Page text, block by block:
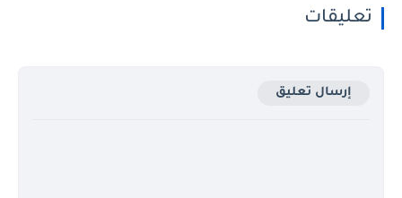
تعليقات
إرسال تعليق